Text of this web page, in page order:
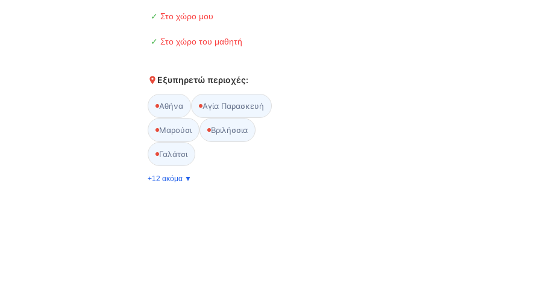
✓ Στο χώρο μου
✓ Στο χώρο του μαθητή
Εξυπηρετώ περιοχές:
Αθήνα Αγία Παρασκευή
Μαρούσι Βριλήσσια
Γαλάτσι
+12 ακόμα ▼